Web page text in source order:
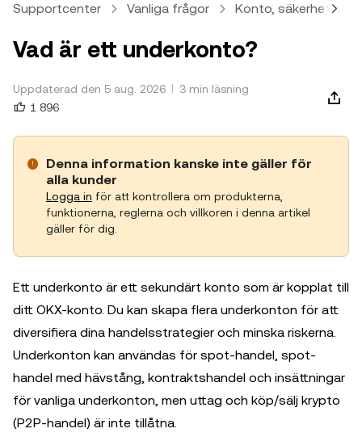
Supportcenter Vanliga frågor Konto, säkerhet och
Vad är ett underkonto?
Uppdaterad den 5 aug. 2026
3 min läsning
1 896
Denna information kanske inte gäller för
alla kunder
Logga in för att kontrollera om produkterna,
funktionerna, reglerna och villkoren i denna artikel
gäller för dig.
Ett underkonto är ett sekundärt konto som är kopplat till
ditt OKX-konto. Du kan skapa flera underkonton för att
diversifiera dina handelsstrategier och minska riskerna.
Underkonton kan användas för spot-handel, spot-
handel med hävstång, kontraktshandel och insättningar
för vanliga underkonton, men uttag och köp/sälj krypto
(P2P-handel) är inte tillåtna.